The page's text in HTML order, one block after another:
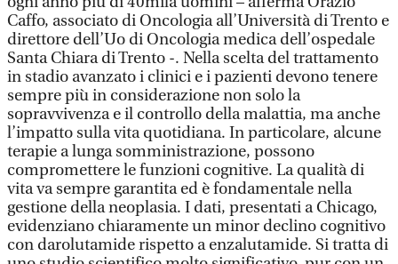
Caffo, associato di Oncologia all’Università di Trento e
direttore dell’Uo di Oncologia medica dell’ospedale
Santa Chiara di Trento -. Nella scelta del trattamento
in stadio avanzato i clinici e i pazienti devono tenere
sempre più in considerazione non solo la
sopravvivenza e il controllo della malattia, ma anche
l’impatto sulla vita quotidiana. In particolare, alcune
terapie a lunga somministrazione, possono
compromettere le funzioni cognitive. La qualità di
vita va sempre garantita ed è fondamentale nella
gestione della neoplasia. I dati, presentati a Chicago,
evidenziano chiaramente un minor declino cognitivo
con darolutamide rispetto a enzalutamide. Si tratta di